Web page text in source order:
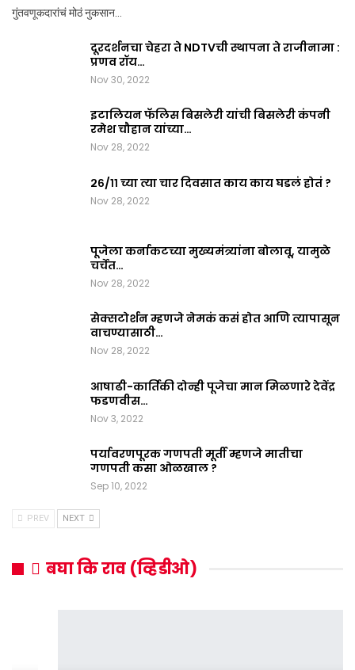
गुंतवणूकदारांचं मोठं नुकसान…
दूरदर्शनचा चेहरा ते NDTVची स्थापना ते राजीनामा :
प्रणव रॉय…
Nov 30, 2022
इटालियन फॅलिस बिसलेरी यांची बिसलेरी कंपनी
रमेश चौहान यांच्या…
Nov 28, 2022
२६/११ च्या त्या चार दिवसात काय काय घडलं होतं ?
Nov 28, 2022
पूजेला कर्नाकटच्या मुख्यमंत्र्यांना बोलावू, यामुळे
चर्चेत…
Nov 28, 2022
सेक्सटोर्शन म्हणजे नेमकं कसं होत आणि त्यापासून
वाचण्यासाठी…
Nov 28, 2022
आषाढी-कार्तिकी दोन्ही पूजेचा मान मिळणारे देवेंद्र
फडणवीस…
Nov 3, 2022
पर्यावरणपूरक गणपती मूर्ती म्हणजे मातीचा
गणपती कसा ओळखाल ?
Sep 10, 2022
PREV NEXT
बघा कि राव (व्हिडीओ)